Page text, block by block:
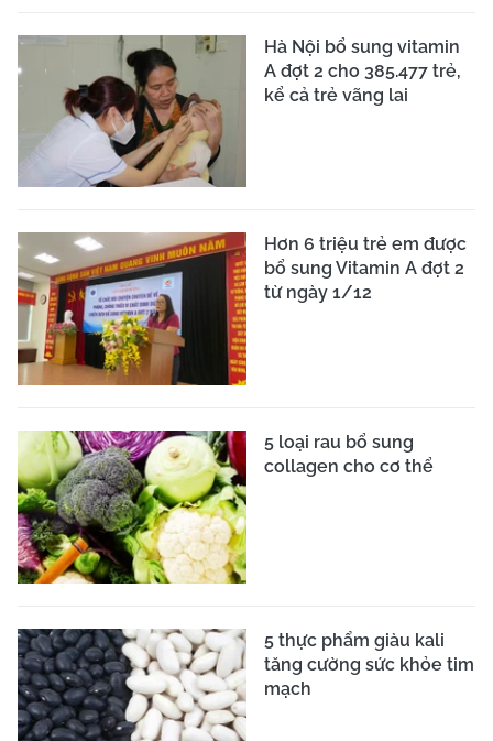
Hà Nội bổ sung vitamin
A đợt 2 cho 385.477 trẻ,
kể cả trẻ vãng lai
Hơn 6 triệu trẻ em được
bổ sung Vitamin A đợt 2
từ ngày 1/12
5 loại rau bổ sung
collagen cho cơ thể
5 thực phẩm giàu kali
tăng cường sức khỏe tim
mạch